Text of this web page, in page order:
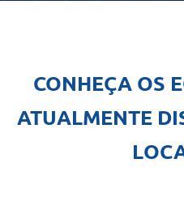
CONHEÇA OS
ATUALMENTE